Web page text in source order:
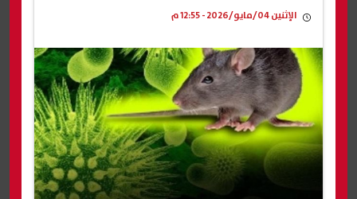
الإثنين 04/مايو/2026 - 12:55 م